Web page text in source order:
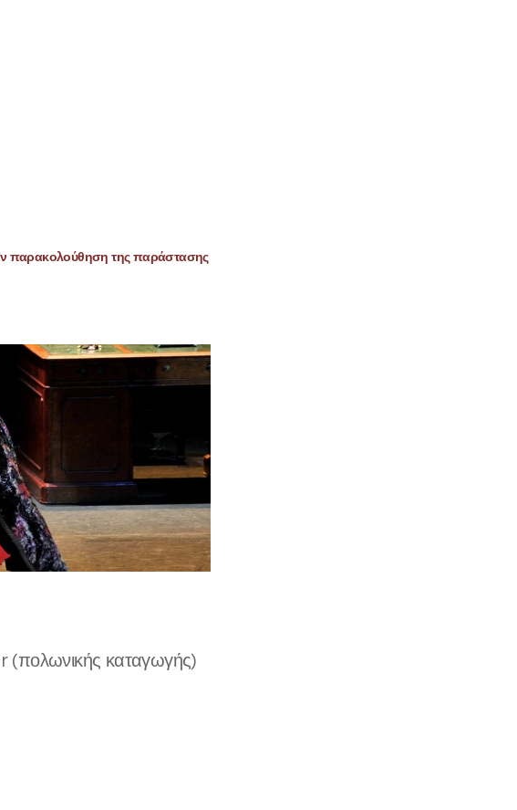
παρακολούθηση της παράστασης
καταγωγής)